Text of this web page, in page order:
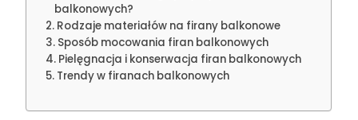
balkonowych?
Rodzaje materiałów na firany balkonowe
Sposób mocowania firan balkonowych
Pielęgnacja i konserwacja firan balkonowych
Trendy w firanach balkonowych